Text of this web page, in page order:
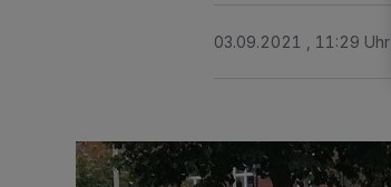
03.09.2021 , 11:29 Uhr